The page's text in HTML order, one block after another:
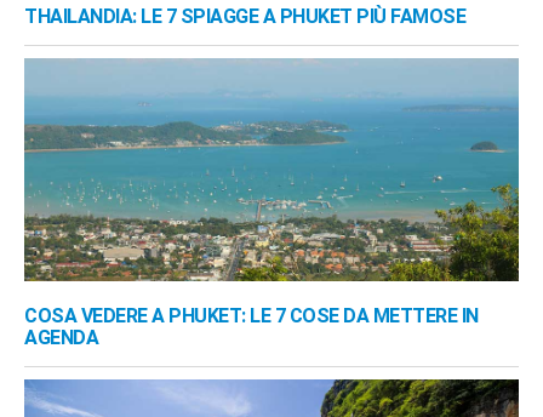
THAILANDIA: LE 7 SPIAGGE A PHUKET PIÙ FAMOSE
COSA VEDERE A PHUKET: LE 7 COSE DA METTERE IN
AGENDA